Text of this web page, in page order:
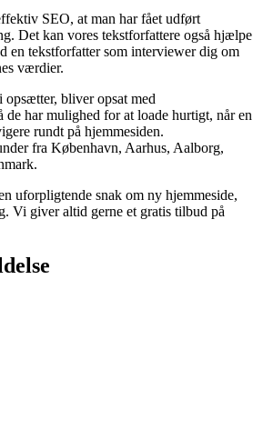
SEO, at man har fået udført
Det kan vores tekstforfattere også hjælpe
en tekstforfatter som interviewer dig om
værdier.
bliver opsat med
de har mulighed for at loade hurtigt, når en
rundt på hjemmesiden.
fra København, Aarhus, Aalborg,
uforpligtende snak om ny hjemmeside,
Vi giver altid gerne et gratis tilbud på